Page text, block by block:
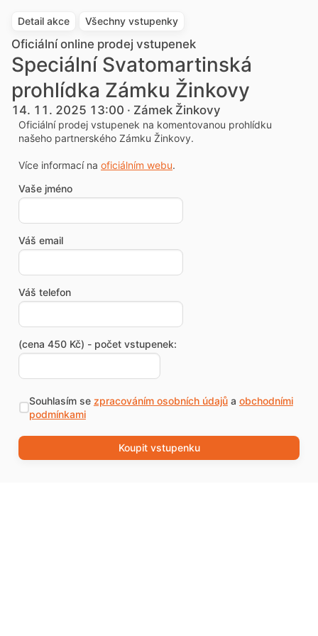
Detail akce Všechny vstupenky
Oficiální online prodej vstupenek
Speciální Svatomartinská
prohlídka Zámku Žinkovy
14. 11. 2025 13:00 · Zámek Žinkovy
Oficiální prodej vstupenek na komentovanou prohlídku
našeho partnerského Zámku Žinkovy.
Více informací na oficiálním webu.
Vaše jméno
Váš email
Váš telefon
(cena 450 Kč) - počet vstupenek:
Souhlasím se zpracováním osobních údajůa obchodními
podmínkami
Koupit vstupenku